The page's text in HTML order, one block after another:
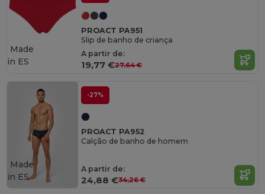
PROACT PA951
Slip de banho de criança
A partir de:
19,77 €27,64 €
Made
in ES
-27%
PROACT PA952
Calção de banho de homem
A partir de:
24,88 €34,26 €
Made
in ES